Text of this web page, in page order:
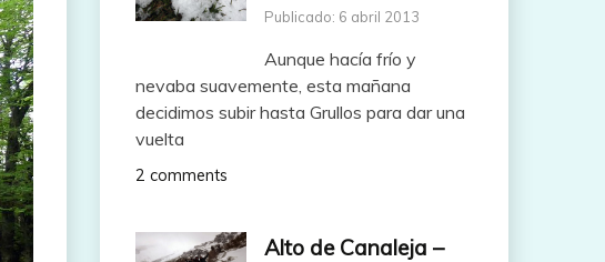
Publicado: 6 abril 2013
Aunque hacía frío y
nevaba suavemente, esta mañana
decidimos subir hasta Grullos para dar una
vuelta
2 comments
Alto de Canaleja –